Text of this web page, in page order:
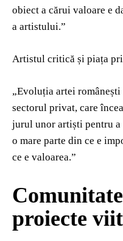
obiect a cărui valoare e
a artistului.”
Artistul critică și piața
„Evoluția artei românești
sectorul privat, care
jurul unor artiști pentru a
o mare parte din ce e
ce e valoarea.”
proiecte